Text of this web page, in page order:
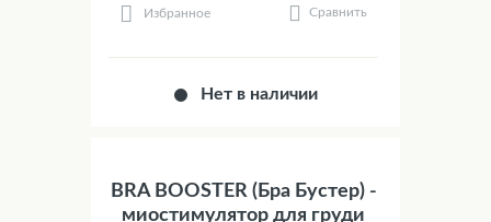
Избранное Сравнить
Нет в наличии
BRA BOOSTER (Бра Бустер) -
миостимулятор для груди